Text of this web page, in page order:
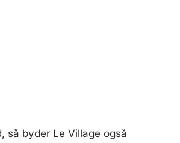
så byder Le Village også